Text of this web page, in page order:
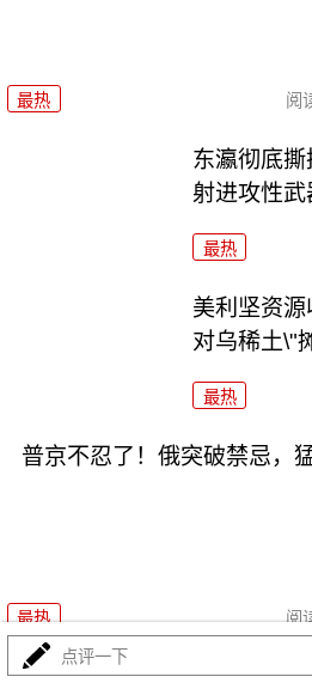
最热 阅
东瀛彻底
射进攻性武
最热
美利坚资
对乌稀土\"
最热
普京不忍了！俄突破禁忌，
最热 阅
海锁波斯还不够，特朗普又
点评一下